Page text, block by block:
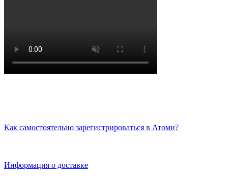
Как самостоятельно зарегистрироваться в Атоми?
Информация о доставке